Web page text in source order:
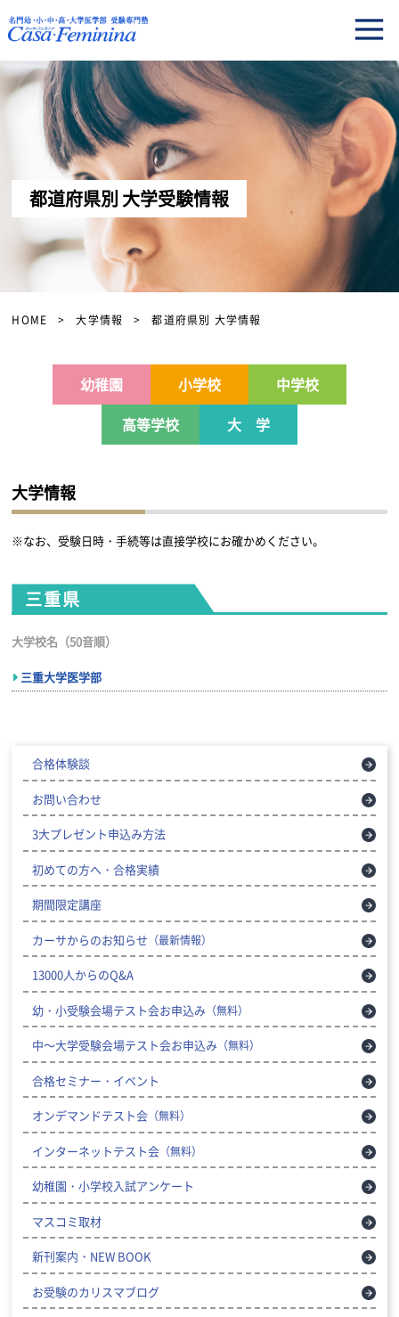
都道府県別 大学受験情報
HOME 大学情報 都道府県別 大学情報
幼稚園 小学校
中学校
高等学校
大 学
大学情報
※なお、受験日時・手続等は直接学校にお確かめください。
三重県
大学校名（50音順）
三重大学医学部
合格体験談
お問い合わせ
3大プレゼント申込み方法
初めての方へ・合格実績
期間限定講座
カーサからのお知らせ （最新情報）
13000人からのQ&A
幼・小受験会場テスト会お申込み （無料）
中～大学受験会場テスト会お申込み （無料）
合格セミナー・イベント
オンデマンドテスト会 （無料）
インターネットテスト会 （無料）
幼稚園・小学校入試アンケート
マスコミ取材
新刊案内・NEW BOOK
お受験のカリスマブログ